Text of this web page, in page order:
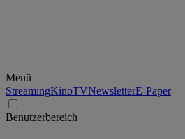
Menü
StreamingKinoTVNewsletterE-Paper
Benutzerbereich